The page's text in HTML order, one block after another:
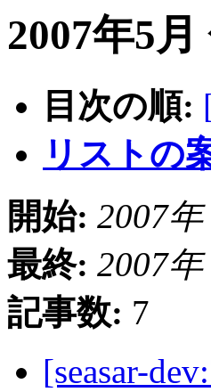
2007年5
目次の順:
リストの
開始: 2007
最終: 2007
記事数: 7
[seasar-